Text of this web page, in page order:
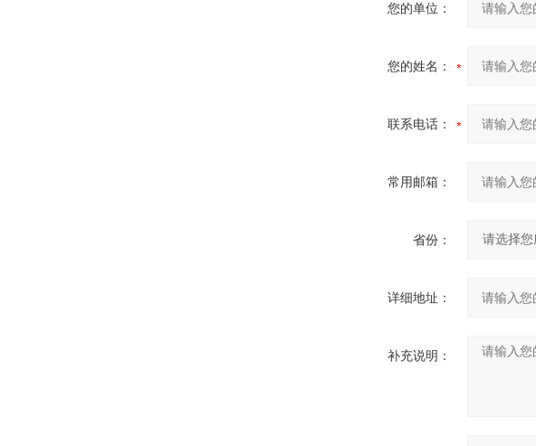
您的单位：
您的姓名：
联系电话：
常用邮箱：
省份：
详细地址：
补充说明：